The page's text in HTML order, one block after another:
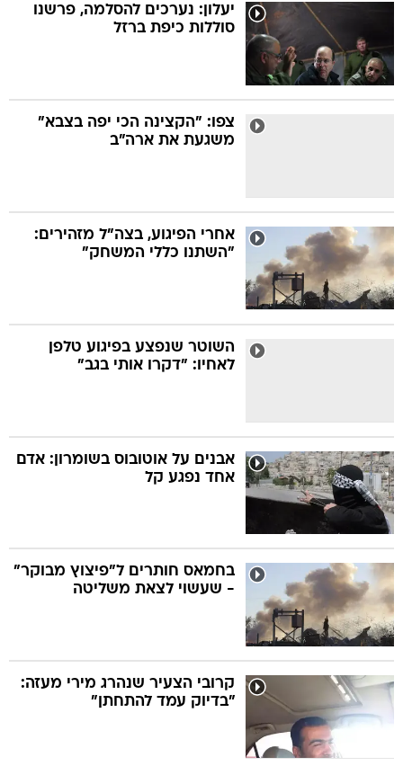
יעלון: נערכים להסלמה, פרשנו
סוללות כיפת ברזל
צפו: "הקצינה הכי יפה בצבא"
משגעת את ארה"ב
אחרי הפיגוע, בצה"ל מזהירים:
"השתנו כללי המשחק"
השוטר שנפצע בפיגוע טלפן
לאחיו: "דקרו אותי בגב"
אבנים על אוטובוס בשומרון: אדם
אחד נפגע קל
בחמאס חותרים ל"פיצוץ מבוקר"
- שעשוי לצאת משליטה
קרובי הצעיר שנהרג מירי מעזה:
"בדיוק עמד להתחתן"